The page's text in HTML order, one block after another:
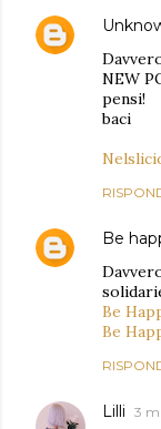
NEW
pensi!
baci
Be
Be
Be
Lilli 3